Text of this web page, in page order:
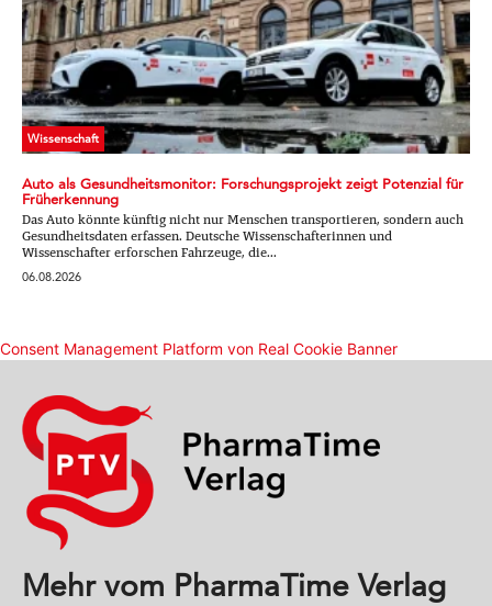
Mehr vom PharmaTime Verlag